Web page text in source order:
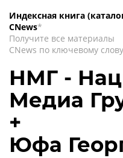
Индексная книга
CNews*
Получите все материалы
CNews по ключевому слову
НМГ -
Медиа
+
Юфа